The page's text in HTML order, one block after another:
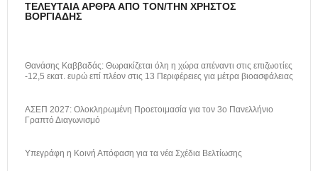
ΤΕΛΕΥΤΑΊΑ ΆΡΘΡΑ ΑΠΌ ΤΟΝ/ΤΗΝ ΧΡΉΣΤΟΣ
ΒΟΡΓΙΆΔΗΣ
Θανάσης Καββαδάς: Θωρακίζεται όλη η χώρα απέναντι στις επιζωοτίες
-12,5 εκατ. ευρώ επί πλέον στις 13 Περιφέρειες για μέτρα βιοασφάλειας
ΑΣΕΠ 2027: Ολοκληρωμένη Προετοιμασία για τον 3ο Πανελλήνιο
Γραπτό Διαγωνισμό
Υπεγράφη η Κοινή Απόφαση για τα νέα Σχέδια Βελτίωσης